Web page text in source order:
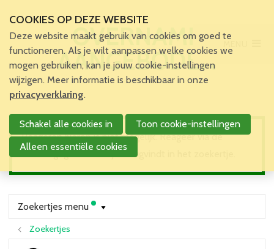
OVERNAME
AANGEBODEN
Reageren hierop is niet mogelijk. Reageer via de
contactgegevens die je terugvindt in het zoekertje.
Zoekertjes menu
Zoekertjes
Main Menu
Home
Voor patiënten en zorgverleners
Verpleegkundigen
VBZV Helpcenter
Nieuws
Zoekertjes
Nuttige links
Navormingen
COOKIES OP DEZE WEBSITE
Deze website maakt gebruik van cookies om goed te
functioneren. Als je wilt aanpassen welke cookies we
mogen gebruiken, kan je jouw cookie-instellingen
wijzigen. Meer informatie is beschikbaar in onze
privacyverklaring.
Schakel alle cookies in
Toon cookie-instellingen
Alleen essentiële cookies